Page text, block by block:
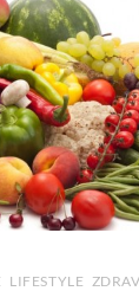
LIFESTYLE